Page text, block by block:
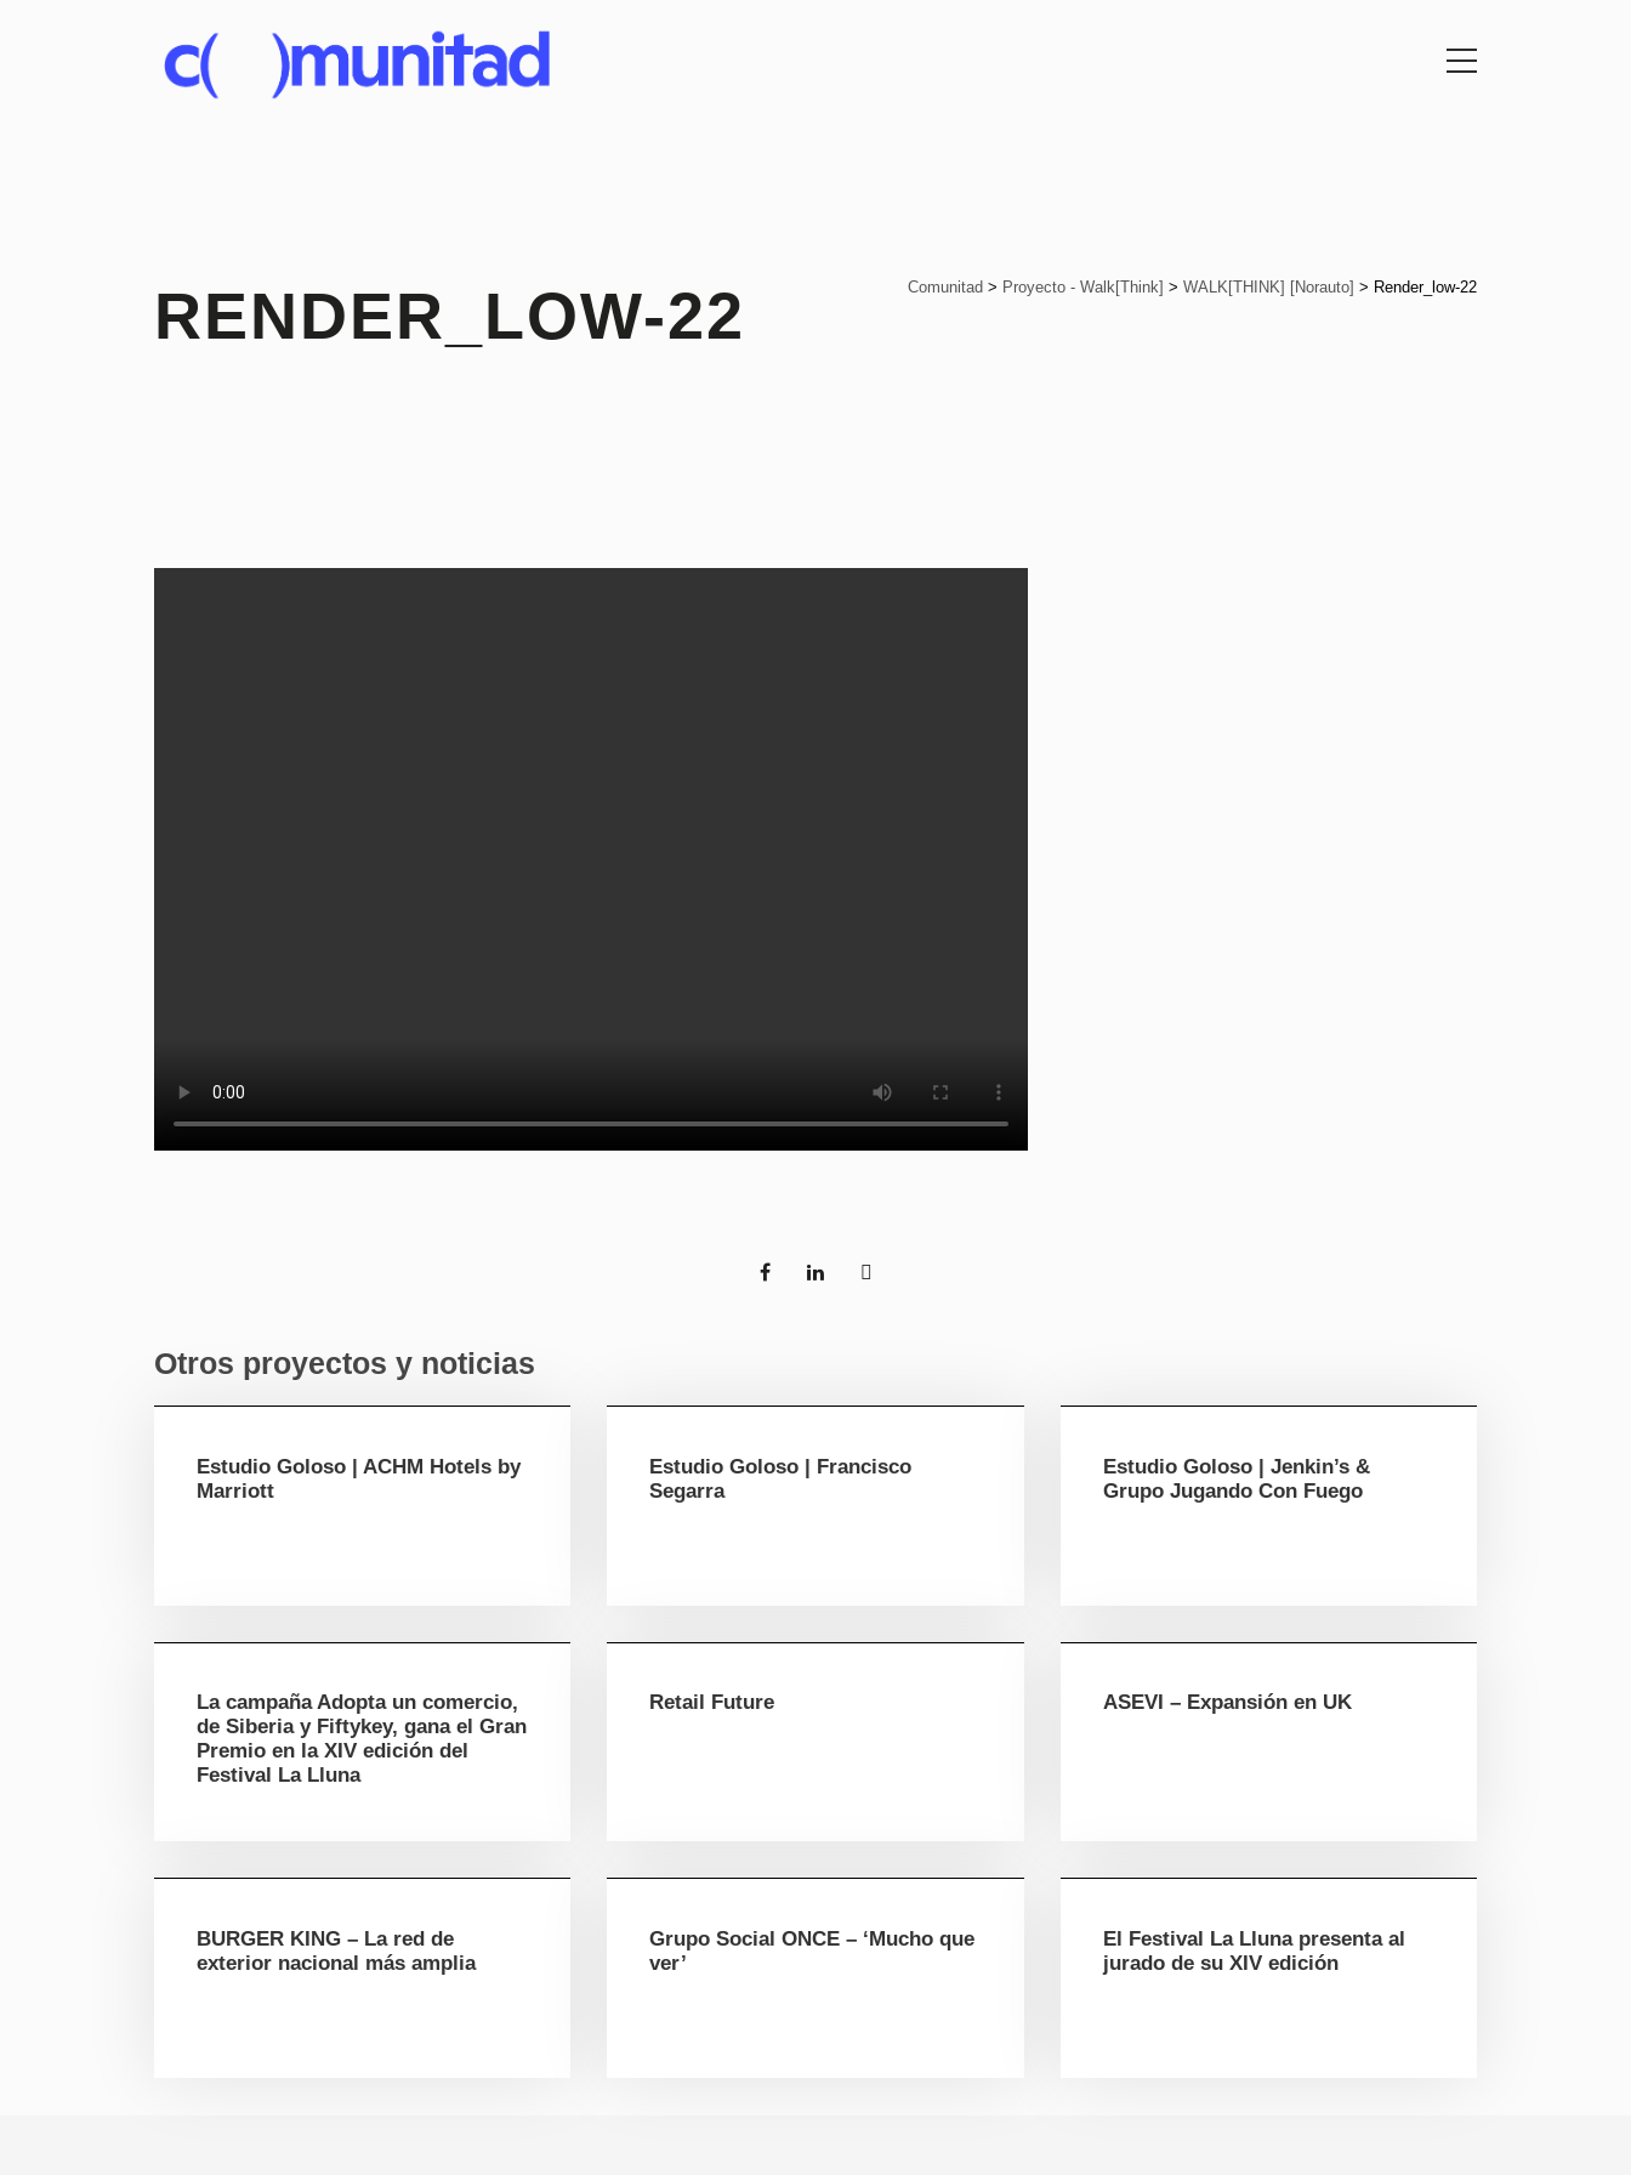
Comunitad > Proyecto - Walk[Think] > WALK[THINK] [Norauto] > Render_low-22
RENDER_LOW-22
Otros proyectos y noticias
Estudio Goloso | ACHM Hotels by
Marriott
Estudio Goloso | Francisco
Segarra
Estudio Goloso | Jenkin’s &
Grupo Jugando Con Fuego
La campaña Adopta un comercio,
de Siberia y Fiftykey, gana el Gran
Premio en la XIV edición del
Festival La Lluna
Retail Future ASEVI – Expansión en UK
BURGER KING – La red de
exterior nacional más amplia
Grupo Social ONCE – ‘Mucho que
ver’
El Festival La Lluna presenta al
jurado de su XIV edición